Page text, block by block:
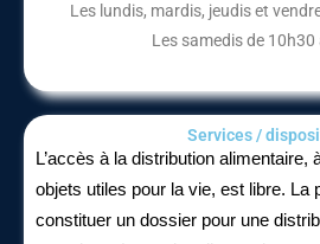
Les lundis, mardis, jeudis et
Les samedis de 10h30
Services /
L’accès à la distribution
objets utiles pour la vie, est libre. La
constituer un dossier pour une